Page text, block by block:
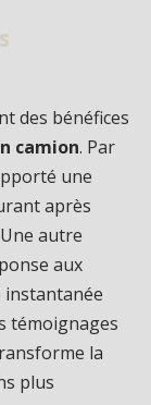
des bénéfices
camion. Par
une
après
autre
aux
instantanée
témoignages
la
plus